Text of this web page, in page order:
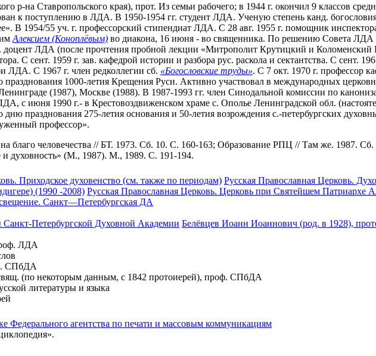
р-на Ставропольского края), прот. Из семьи рабочего; в 1944 г. окончил 9 классов
к поступлению в ЛДА. В 1950-1954 гг. студент ЛДА. Ученую степень канд.
В 1954/55 уч. г. профессорский стипендиат ЛДА. С 28 авг. 1955 г. помощник
Алексием (Коноплёвым) во диакона, 16 июня - во священника. По решению Совета ЛДА
ЛДА (после прочтения пробной лекции «Митрополит Крутицкий и
С сент. 1959 г. зав. кафедрой истории и разбора рус. раскола и сектантства. С сент.
ЛДА. С 1967 г. член редколлегии сб. «Богословские труды». С 7 окт. 1970 г. профессор
1000-летия Крещения Руси. Активно участвовал в международных
(1987), Москве (1988). В 1987-1993 гг. член Синодальной комиссии по
с июня 1990 г.- в Крестовоздвиженском храме с. Ополье Ленинградской обл.
празднования 275-летия основания и 50-летия возрождения с.-петербургских
профессор».
благо человечества // БТ. 1973. Сб. 10. С. 160-163; Образование РПЦ // Там же. 1987.
духовность» (М., 1987). М., 1989. С. 191-194.
Приходское духовенство (см. также по периодам) Русская Православная Церковь.
(1990 -2008) Русская Православная Церковь. Церковь при Святейшем Патриархе
Санкт—Петербургская ДА
Санкт-Петербургской Духовной Академии Белёвцев Иоанн Иоаннович (род. в 1928),
ЛДА
СПбДА
(по некоторым данным, с 1842 протоиерей), проф. СПбДА
литературы и языка
Федерального агентства по печати и массовым коммуникациям